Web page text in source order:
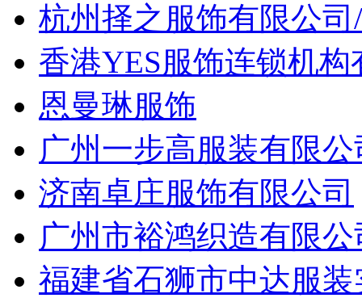
杭州择之服饰有限公
香港YES服饰连锁机
恩曼琳服饰
广州一步高服装有限公
济南卓庄服饰有限公司
广州市裕鸿织造有限公
福建省石狮市中达服